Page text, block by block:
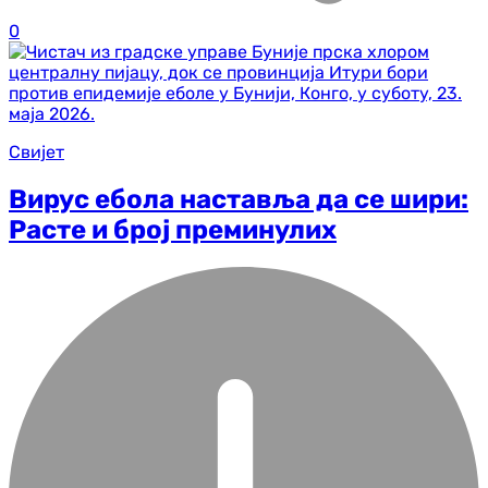
0
Свијет
Вирус ебола наставља да се шири:
Расте и број преминулих